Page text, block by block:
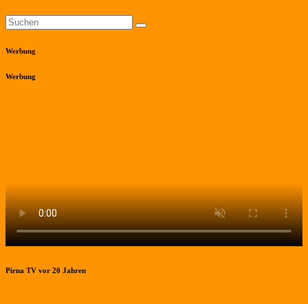
Werbung
Werbung
Pirna TV vor 20 Jahren